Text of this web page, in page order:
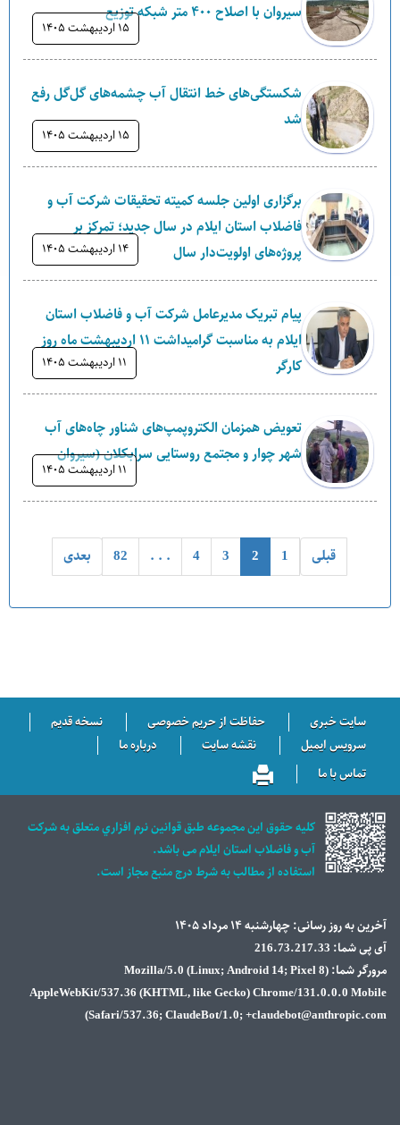
سیروان با اصلاح ۴۰۰ متر شبکه توزیع
۱۵ ارديبهشت ۱۴۰۵
شکستگی‌های خط انتقال آب چشمه‌های گل‌گل رفع
شد
۱۵ ارديبهشت ۱۴۰۵
برگزاری اولین جلسه کمیته تحقیقات شرکت آب و
فاضلاب استان ایلام در سال جدید؛ تمرکز بر
پروژه‌های اولویت‌دار سال
۱۴ ارديبهشت ۱۴۰۵
پیام تبریک مدیرعامل شرکت آب و فاضلاب استان
ایلام به مناسبت گرامیداشت ۱۱ اردیبهشت ماه روز
کارگر
۱۱ ارديبهشت ۱۴۰۵
تعویض همزمان الکتروپمپ‌های شناور چاه‌های آب
شهر چوار و مجتمع روستایی سرابکلان (سیروان
۱۱ ارديبهشت ۱۴۰۵
قبلی 1
2
3
4
. . .
82 بعدی
سایت خبری حفاظت از حریم خصوصی
نسخه قدیم
سرویس ایمیل
نقشه سایت
درباره ما
تماس با ما
كليه حقوق اين مجموعه طبق قوانين نرم افزاري متعلق به شركت
آب و فاضلاب استان ايلام می باشد.
استفاده از مطالب به شرط درج منبع مجاز است.
آخرین به روز رسانی: چهار‌شنبه ۱۴ مرداد ۱۴۰۵
آی پی شما: 216.73.217.33
مرورگر شما: Mozilla/5.0 (Linux; Android 14; Pixel 8)
AppleWebKit/537.36 (KHTML, like Gecko) Chrome/131.0.0.0 Mobile
Safari/537.36; ClaudeBot/1.0; +claudebot@anthropic.com)